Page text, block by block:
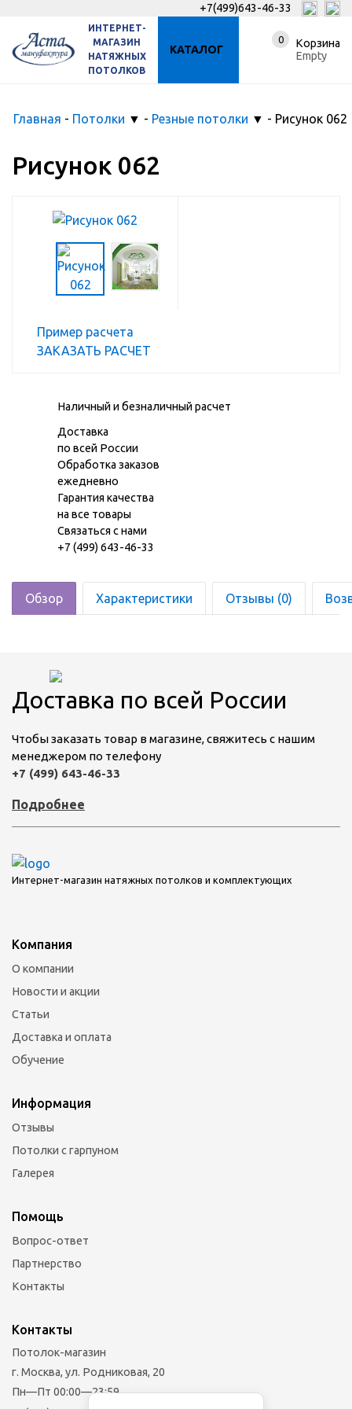
+7(499)643-46-33
ИНТЕРНЕТ-
МАГАЗИН
НАТЯЖНЫХ
ПОТОЛКОВ
КАТАЛОГ
0
Корзина
Empty
Главная - Потолки ▼ - Резные потолки ▼ - Рисунок 062
Рисунок 062
Пример расчета
ЗАКАЗАТЬ РАСЧЕТ
Наличный и безналичный расчет
Доставка
по всей России
Обработка заказов
ежедневно
Гарантия качества
на все товары
Связаться с нами
+7 (499) 643-46-33
Обзор Характеристики Отзывы (0)
Доставка по всей России
Чтобы заказать товар в магазине, свяжитесь с нашим
менеджером по телефону
+7 (499) 643-46-33
Подробнее
Интернет-магазин натяжных потолков и комплектующих
Компания
О компании
Новости и акции
Статьи
Доставка и оплата
Обучение
Информация
Отзывы
Потолки с гарпуном
Галерея
Помощь
Вопрос-ответ
Партнерство
Контакты
Контакты
Потолок-магазин
г. Москва, ул. Родниковая, 20
Пн—Пт 00:00—23:59